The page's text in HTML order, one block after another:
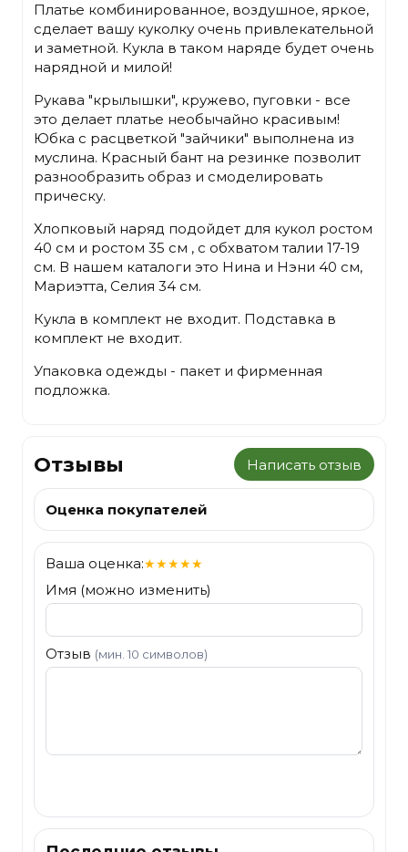
Платье комбинированное, воздушное, яркое,
сделает вашу куколку очень привлекательной
и заметной. Кукла в таком наряде будет очень
нарядной и милой!
Рукава "крылышки", кружево, пуговки - все
это делает платье необычайно красивым!
Юбка с расцветкой "зайчики" выполнена из
муслина. Красный бант на резинке позволит
разнообразить образ и смоделировать
прическу.
Хлопковый наряд подойдет для кукол ростом
40 см и ростом 35 см , с обхватом талии 17-19
см. В нашем каталоги это Нина и Нэни 40 см,
Мариэтта, Селия 34 см.
Кукла в комплект не входит. Подставка в
комплект не входит.
Упаковка одежды - пакет и фирменная
подложка.
Отзывы Написать отзыв
Оценка покупателей
Ваша оценка:★★★★★
Имя (можно изменить)
Отзыв (мин. 10 символов)